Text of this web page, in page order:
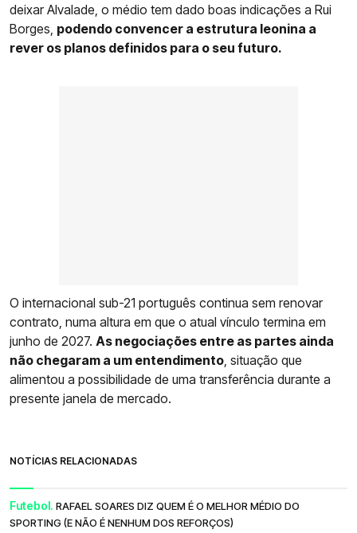
deixar Alvalade, o médio tem dado boas indicações a Rui
Borges, podendo convencer a estrutura leonina a
rever os planos definidos para o seu futuro.
O internacional sub-21 português continua sem renovar
contrato, numa altura em que o atual vínculo termina em
junho de 2027. As negociações entre as partes ainda
não chegaram a um entendimento , situação que
alimentou a possibilidade de uma transferência durante a
presente janela de mercado.
NOTÍCIAS RELACIONADAS
Futebol. RAFAEL SOARES DIZ QUEM É O MELHOR MÉDIO DO
SPORTING (E NÃO É NENHUM DOS REFORÇOS)